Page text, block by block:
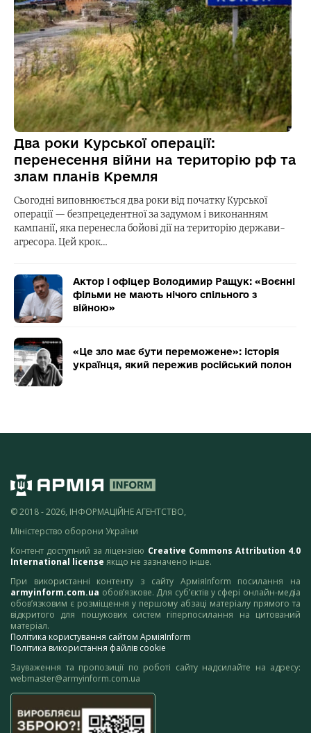
Два роки Курської операції:
перенесення війни на територію рф та
злам планів Кремля
Сьогодні виповнюється два роки від початку Курської
операції — безпрецедентної за задумом і виконанням
кампанії, яка перенесла бойові дії на територію держави-
агресора. Цей крок…
Актор і офіцер Володимир Ращук: «Воєнні
фільми не мають нічого спільного з
війною»
«Це зло має бути переможене»: історія
українця, який пережив російський полон
© 2018 - 2026, ІНФОРМАЦІЙНЕ АГЕНТСТВО,
Міністерство оборони України
Контент доступний за ліцензією Creative Commons Attribution 4.0
International license якщо не зазначено інше.
При використанні контенту з сайту АрміяInform посилання на
armyinform.com.ua обов’язкове. Для суб’єктів у сфері онлайн-медіа
обов’язковим є розміщення у першому абзаці матеріалу прямого та
відкритого для пошукових систем гіперпосилання на цитований
матеріал.
Політика користування сайтом АрміяInform
Політика використання файлів cookie
Зауваження та пропозиції по роботі сайту надсилайте на адресу:
webmaster@armyinform.com.ua